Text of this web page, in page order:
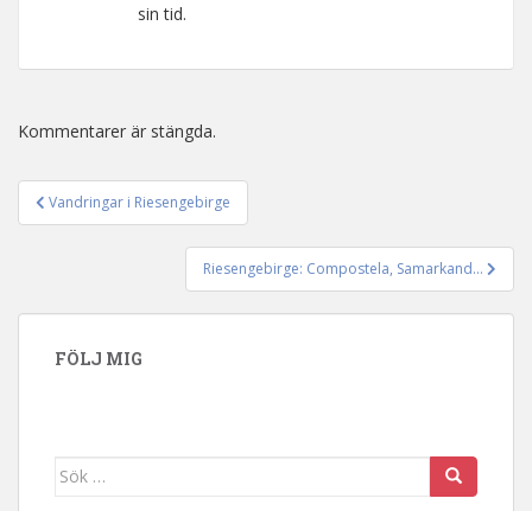
sin tid.
Kommentarer är stängda.
Inläggsnavigering
Vandringar i Riesengebirge
Riesengebirge: Compostela, Samarkand…
FÖLJ MIG
Sök efter: